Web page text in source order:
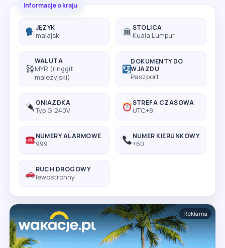
Informacje o kraju
JĘZYK
malajski
STOLICA
Kuala Lumpur
WALUTA
MYR (ringgit
malezyjski)
DOKUMENTY DO
WJAZDU
Paszport
GNIAZDKA
Typ G, 240V
STREFA CZASOWA
UTC+8
NUMERY ALARMOWE
999
NUMER KIERUNKOWY
+60
RUCH DROGOWY
lewostronny
Reklama